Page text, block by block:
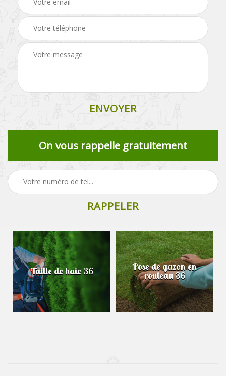
On vous rappelle gratuitement
Taille de haie 36 Pose de gazon en
rouleau 36